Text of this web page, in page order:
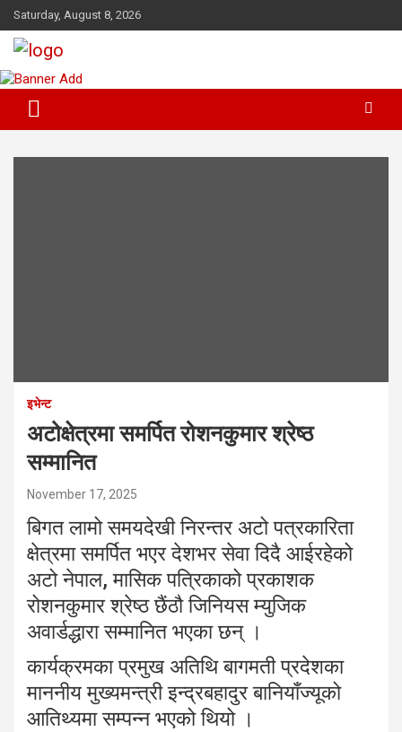
Skip
to
content
Saturday, August 8, 2026
इभेन्ट
अटोक्षेत्रमा समर्पित रोशनकुमार श्रेष्ठ
सम्मानित
November 17, 2025
बिगत लामो समयदेखी निरन्तर अटो पत्रकारिता
क्षेत्रमा समर्पित भएर देशभर सेवा दिदै आईरहेको
अटो नेपाल, मासिक पत्रिकाको प्रकाशक
रोशनकुमार श्रेष्ठ छैंठौ जिनियस म्युजिक
अवार्डद्धारा सम्मानित भएका छन् ।
कार्यक्रमका प्रमुख अतिथि बागमती प्रदेशका
माननीय मुख्यमन्त्री इन्द्रबहादुर बानियाँज्यूको
आतिथ्यमा सम्पन्न भएको थियो ।